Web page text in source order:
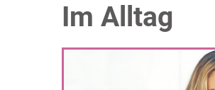
Im Alltag